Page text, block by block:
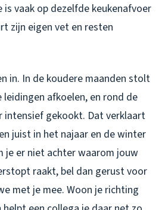
vaak op dezelfde keukenafvoer
zijn eigen vet en resten
in. In de koudere maanden stolt
afkoelen, en rond de
gekookt. Dat verklaart
juist in het najaar en de winter
je er niet achter waarom jouw
raakt, bel dan gerust voor
met je mee. Woon je richting